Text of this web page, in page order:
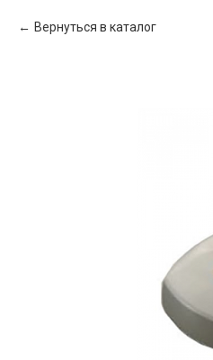
Вернуться в каталог